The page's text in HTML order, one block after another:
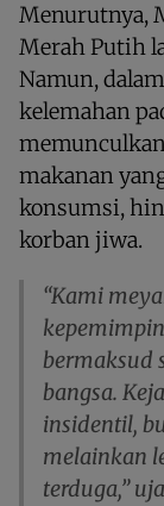
Menurutnya,
Merah Putih
Namun,
kelemahan
makanan
konsumsi,
korban jiwa.
“Kami
bermaksud
bangsa.
insidentil,
melainkan
terduga,”